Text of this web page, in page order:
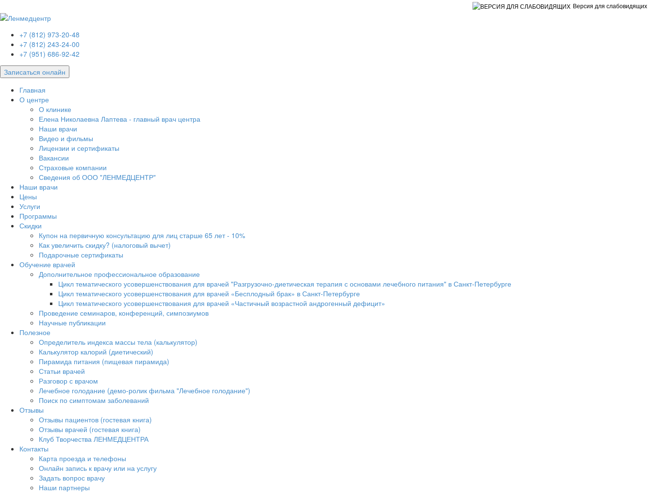
Версия для слабовидящих
+7 (812) 973-20-48
+7 (812) 243-24-00
+7 (951) 686-92-42
Записаться онлайн
Главная
О центре
О клинике
Елена Николаевна Лаптева - главный врач центра
Наши врачи
Видео и фильмы
Лицензии и сертификаты
Вакансии
Страховые компании
Сведения об ООО "ЛЕНМЕДЦЕНТР"
Наши врачи
Цены
Услуги
Программы
Скидки
Купон на первичную консультацию для лиц старше 65 лет - 10%
Как увеличить скидку? (налоговый вычет)
Подарочные сертификаты
Обучение врачей
Дополнительное профессиональное образование
Цикл тематического усовершенствования для врачей "Разгрузочно-диетическая терапия с основами лечебного питания" в Санкт-Петербурге
Цикл тематического усовершенствования для врачей «Бесплодный брак» в Санкт-Петербурге
Цикл тематического усовершенствования для врачей «Частичный возрастной андрогенный дефицит»
Проведение семинаров, конференций, симпозиумов
Научные публикации
Полезное
Определитель индекса массы тела (калькулятор)
Калькулятор калорий (диетический)
Пирамида питания (пищевая пирамида)
Статьи врачей
Разговор с врачом
Лечебное голодание (демо-ролик фильма "Лечебное голодание")
Поиск по симптомам заболеваний
Отзывы
Отзывы пациентов (гостевая книга)
Отзывы врачей (гостевая книга)
Клуб Творчества ЛЕНМЕДЦЕНТРА
Контакты
Карта проезда и телефоны
Онлайн запись к врачу или на услугу
Задать вопрос врачу
Наши партнеры